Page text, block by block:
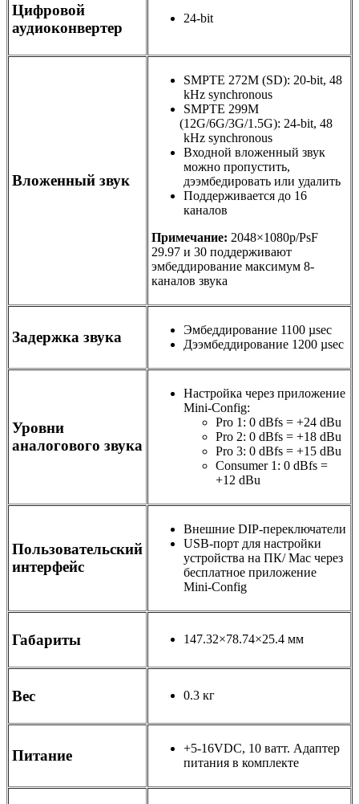
Цифровой
аудиоконвертер
24-bit
Вложенный звук
SMPTE 272M (SD): 20-bit, 48
kHz synchronous
SMPTE 299M
(12G/6G/3G/1.5G): 24-bit, 48
kHz synchronous
Входной вложенный звук
можно пропустить,
дээмбедировать или удалить
Поддерживается до 16
каналов
Примечание: 2048×1080p/PsF
29.97 и 30 поддерживают
эмбеддирование максимум 8-
каналов звука
Задержка звука
Эмбеддирование 1100 µsec
Дээмбеддирование 1200 µsec
Уровни
аналогового звука
Настройка через приложение
Mini-Config:
Pro 1: 0 dBfs = +24 dBu
Pro 2: 0 dBfs = +18 dBu
Pro 3: 0 dBfs = +15 dBu
Consumer 1: 0 dBfs =
+12 dBu
Пользовательский
интерфейс
Внешние DIP-переключатели
USB-порт для настройки
устройства на ПК/ Mac через
бесплатное приложение
Mini-Config
Габариты 147.32×78.74×25.4 мм
Вес 0.3 кг
Питание +5-16VDC, 10 ватт. Адаптер
питания в комплекте